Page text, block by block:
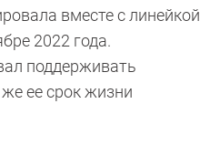
вместе с линейкой
2022 года.
поддерживать
ее срок жизни